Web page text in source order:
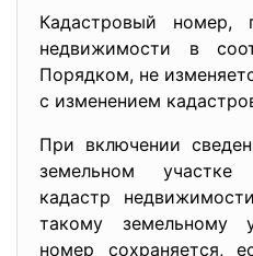
Кадастровый номер,
недвижимости в
Порядком, не
с изменением
При включении
земельном участке
кадастр
такому земельному
номер сохраняется,